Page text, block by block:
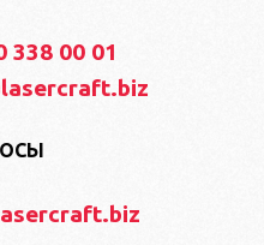
338 00 01